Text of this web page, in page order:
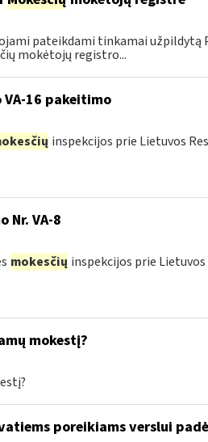
pateikdami tinkamai užpildytą
mokėtojų registro...
VA-16 pakeitimo
inspekcijos prie Lietuvos
Nr. VA-8
mokesčių inspekcijos prie
mokestį?
poreikiams verslui